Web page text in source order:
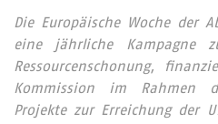
Die Europäische Woche der
eine jährliche Kampagne
Ressourcenschonung,
Kommission im Rahmen
Projekte zur Erreichung der